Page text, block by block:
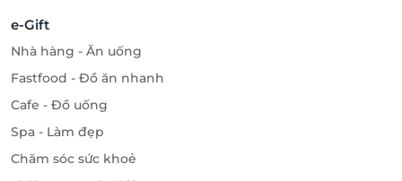
e-Gift
Nhà hàng - Ăn uống
Fastfood - Đồ ăn nhanh
Cafe - Đồ uống
Spa - Làm đẹp
Chăm sóc sức khoẻ